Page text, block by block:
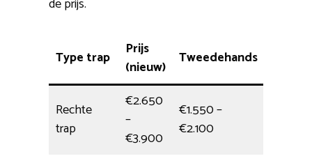
Type trap
Prijs
(nieuw)
Tweedehands
Rechte
trap
€2.650
–
€3.900
€1.550 –
€2.100